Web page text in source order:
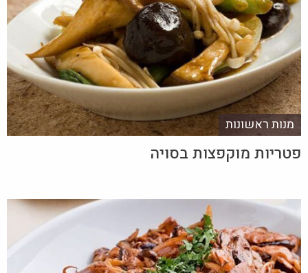
מנות ראשונות
פטריות מוקפצות בסויה